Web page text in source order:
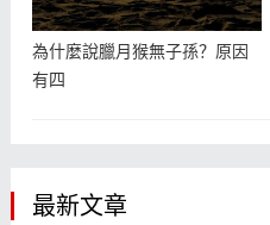
為什麼說臘月猴無子孫？原因
有四
最新文章